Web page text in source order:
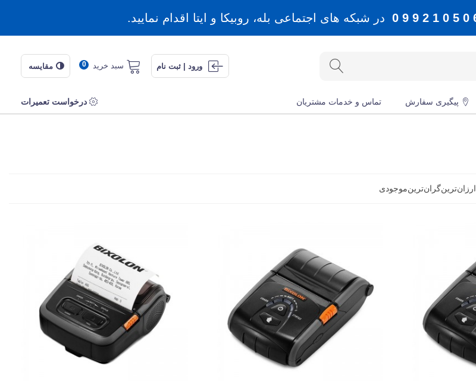
در شبکه های اجتماعی بله، روبیکا و ایتا اقدام نمایید.
ورود | ثبت نام 0 سبد خرید مقایسه
پیگیری سفارش تماس و خدمات مشتریان درخواست تعمیرات
ارزان‌ترینگران‌ترینموجودی